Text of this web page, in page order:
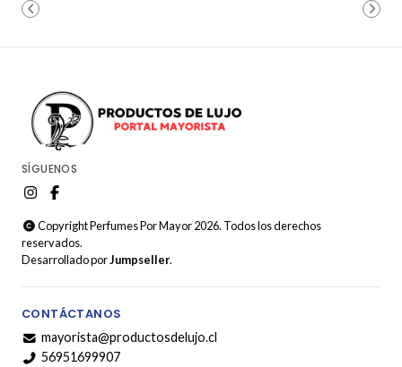
SÍGUENOS
Copyright Perfumes Por Mayor 2026. Todos los derechos
reservados.
Desarrollado porJumpseller.
CONTÁCTANOS
mayorista@productosdelujo.cl
56951699907